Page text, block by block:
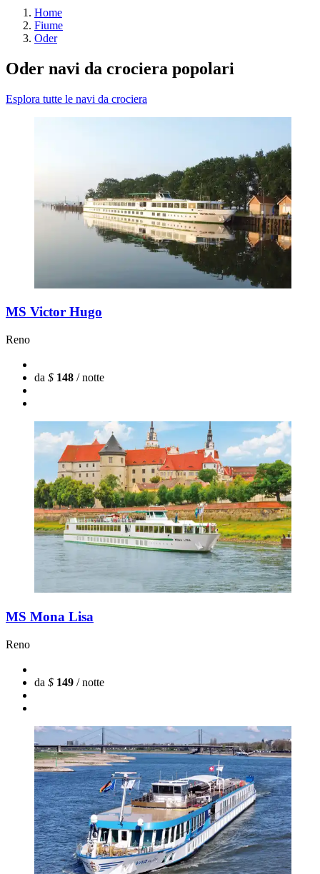
Home
Fiume
Oder
Oder navi da crociera popolari
Esplora tutte le navi da crociera
MS Victor Hugo
Reno
da $ 148 / notte
MS Mona Lisa
Reno
da $ 149 / notte